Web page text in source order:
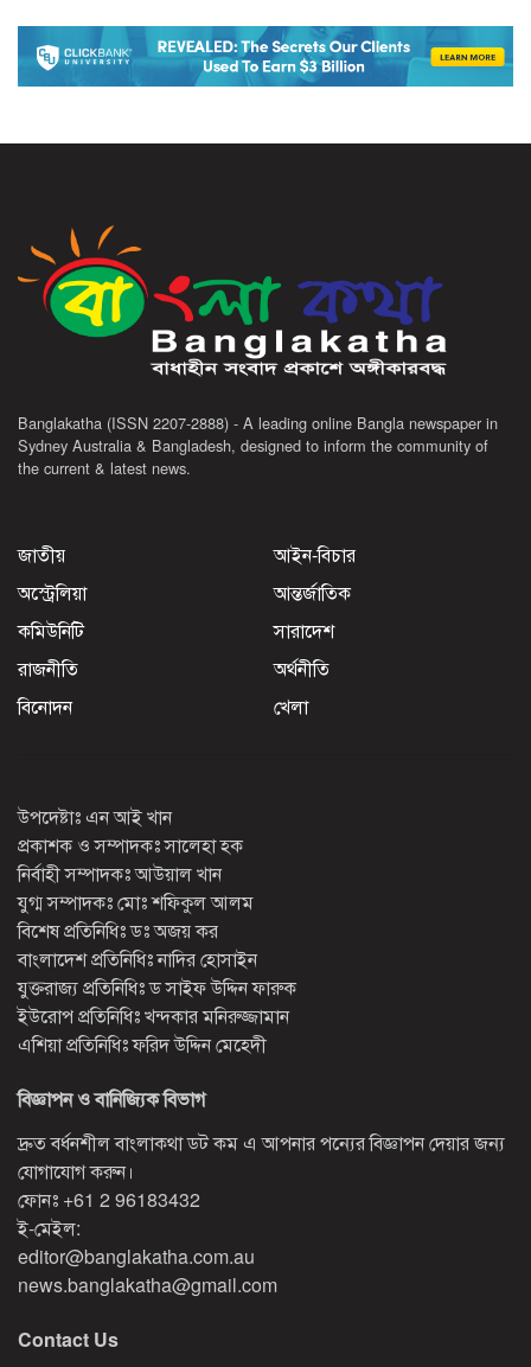
Banglakatha (ISSN 2207-2888) - A leading online Bangla newspaper in
Sydney Australia & Bangladesh, designed to inform the community of
the current & latest news.
জাতীয়
আইন-বিচার
অস্ট্রেলিয়া
আন্তর্জাতিক
কমিউনিটি
সারাদেশ
রাজনীতি
অর্থনীতি
বিনোদন
খেলা
উপদেষ্টাঃ এন আই খান
প্রকাশক ও সম্পাদকঃ সালেহা হক
নির্বাহী সম্পাদকঃ আউয়াল খান
যুগ্ম সম্পাদকঃ মোঃ শফিকুল আলম
বিশেষ প্রতিনিধিঃ ডঃ অজয় কর
বাংলাদেশ প্রতিনিধিঃ নাদির হোসাইন
যুক্তরাজ্য প্রতিনিধিঃ ড সাইফ উদ্দিন ফারুক
ইউরোপ প্রতিনিধিঃ খন্দকার মনিরুজ্জামান
এশিয়া প্রতিনিধিঃ ফরিদ উদ্দিন মেহেদী
বিজ্ঞাপন ও বানিজ্যিক বিভাগ
দ্রুত বর্ধনশীল বাংলাকথা ডট কম এ আপনার পন্যের বিজ্ঞাপন দেয়ার জন্য
যোগাযোগ করুন।
ফোনঃ +61 2 96183432
ই-মেইল:
editor@banglakatha.com.au
news.banglakatha@gmail.com
Contact Us